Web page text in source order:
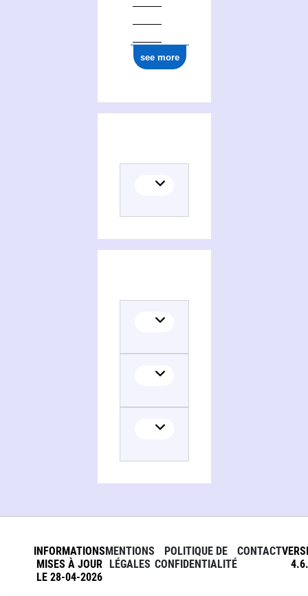
see more
INFORMATIONS
MISES À JOUR
LE 28-04-2026
MENTIONS
LÉGALES
POLITIQUE DE
CONFIDENTIALITÉ
CONTACT